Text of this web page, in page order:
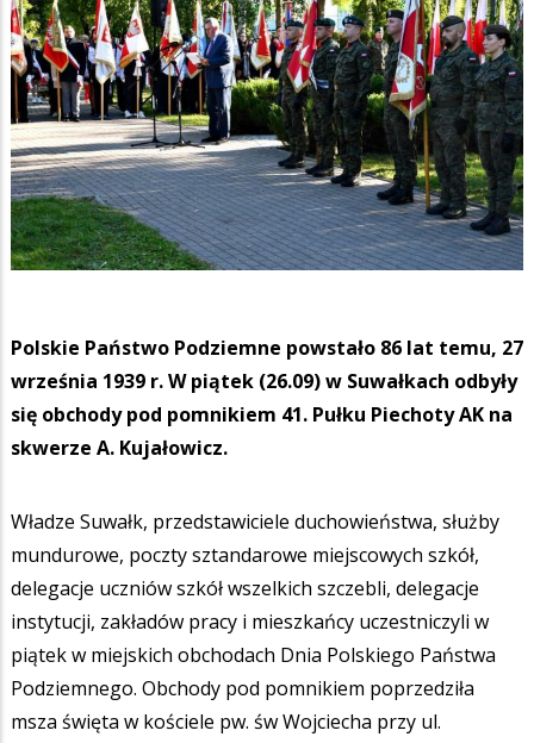
Polskie Państwo Podziemne powstało 86 lat temu, 27
września 1939 r. W piątek (26.09) w Suwałkach odbyły
się obchody pod pomnikiem 41. Pułku Piechoty AK na
skwerze A. Kujałowicz.
Władze Suwałk, przedstawiciele duchowieństwa, służby
mundurowe, poczty sztandarowe miejscowych szkół,
delegacje uczniów szkół wszelkich szczebli, delegacje
instytucji, zakładów pracy i mieszkańcy uczestniczyli w
piątek w miejskich obchodach Dnia Polskiego Państwa
Podziemnego. Obchody pod pomnikiem poprzedziła
msza święta w kościele pw. św Wojciecha przy ul.